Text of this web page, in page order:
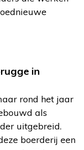
in
rond het jaar
als
uitgebreid.
boerderij een